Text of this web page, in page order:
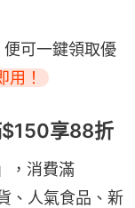
可一鍵領取優
！
享88折
，消費滿
、人氣食品、新